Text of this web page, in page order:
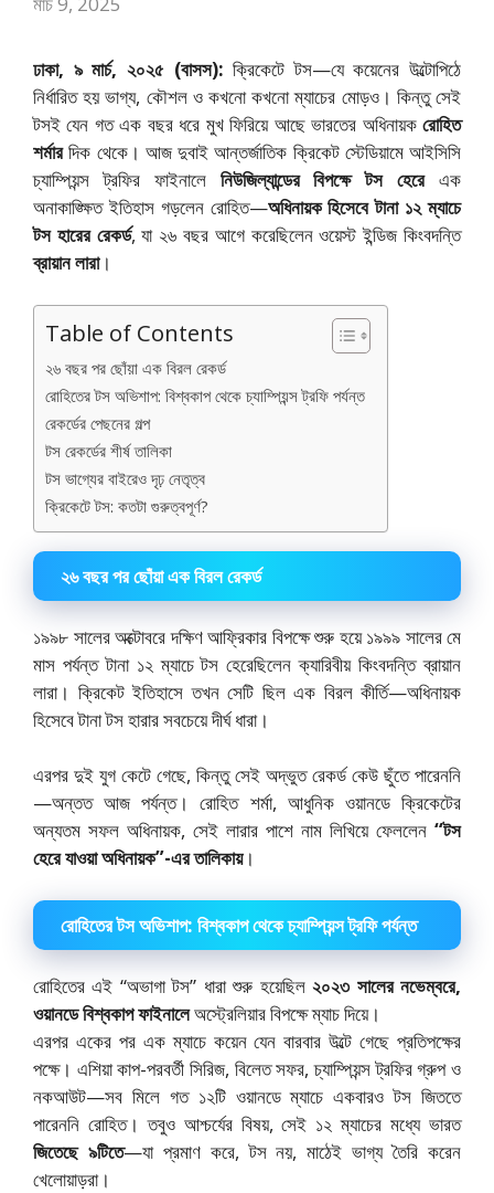
ঢাকা, ৯ মার্চ, ২০২৫ (বাসস):ক্রিকেটে টস—যে কয়েনের উল্টোপিঠে
নির্ধারিত হয় ভাগ্য, কৌশল ও কখনো কখনো ম্যাচের মোড়ও। কিন্তু সেই
টসই যেন গত এক বছর ধরে মুখ ফিরিয়ে আছে ভারতের অধিনায়ক রোহিত
শর্মারদিক থেকে। আজ দুবাই আন্তর্জাতিক ক্রিকেট স্টেডিয়ামে আইসিসি
চ্যাম্পিয়ন্স ট্রফির ফাইনালে নিউজিল্যান্ডের বিপক্ষে টস হেরেএক
অনাকাঙ্ক্ষিত ইতিহাস গড়লেন রোহিত—অধিনায়ক হিসেবে টানা ১২ ম্যাচে
টস হারের রেকর্ড, যা ২৬ বছর আগে করেছিলেন ওয়েস্ট ইন্ডিজ কিংবদন্তি
ব্রায়ান লারা।
Table of Contents
২৬ বছর পর ছোঁয়া এক বিরল রেকর্ড
রোহিতের টস অভিশাপ: বিশ্বকাপ থেকে চ্যাম্পিয়ন্স ট্রফি পর্যন্ত
রেকর্ডের পেছনের গল্প
টস রেকর্ডের শীর্ষ তালিকা
টস ভাগ্যের বাইরেও দৃঢ় নেতৃত্ব
ক্রিকেটে টস: কতটা গুরুত্বপূর্ণ?
২৬ বছর পর ছোঁয়া এক বিরল রেকর্ড
১৯৯৮ সালের অক্টোবরে দক্ষিণ আফ্রিকার বিপক্ষে শুরু হয়ে ১৯৯৯ সালের মে
মাস পর্যন্ত টানা ১২ ম্যাচে টস হেরেছিলেন ক্যারিবীয় কিংবদন্তি ব্রায়ান
লারা। ক্রিকেট ইতিহাসে তখন সেটি ছিল এক বিরল কীর্তি—অধিনায়ক
হিসেবে টানা টস হারার সবচেয়ে দীর্ঘ ধারা।
এরপর দুই যুগ কেটে গেছে, কিন্তু সেই অদ্ভুত রেকর্ড কেউ ছুঁতে পারেননি
—অন্তত আজ পর্যন্ত। রোহিত শর্মা, আধুনিক ওয়ানডে ক্রিকেটের
অন্যতম সফল অধিনায়ক, সেই লারার পাশে নাম লিখিয়ে ফেললেন “টস
হেরে যাওয়া অধিনায়ক”-এর তালিকায়।
রোহিতের টস অভিশাপ: বিশ্বকাপ থেকে চ্যাম্পিয়ন্স ট্রফি পর্যন্ত
রোহিতের এই “অভাগা টস” ধারা শুরু হয়েছিল২০২৩ সালের নভেম্বরে,
ওয়ানডে বিশ্বকাপ ফাইনালেঅস্ট্রেলিয়ার বিপক্ষে ম্যাচ দিয়ে।
এরপর একের পর এক ম্যাচে কয়েন যেন বারবার উল্টে গেছে প্রতিপক্ষের
পক্ষে। এশিয়া কাপ-পরবর্তী সিরিজ, বিলেত সফর, চ্যাম্পিয়ন্স ট্রফির গ্রুপ ও
নকআউট—সব মিলে গত ১২টি ওয়ানডে ম্যাচে একবারও টস জিততে
পারেননি রোহিত। তবুও আশ্চর্যের বিষয়, সেই ১২ ম্যাচের মধ্যে ভারত
জিতেছে ৯টিতে—যা প্রমাণ করে, টস নয়, মাঠেই ভাগ্য তৈরি করেন
খেলোয়াড়রা।